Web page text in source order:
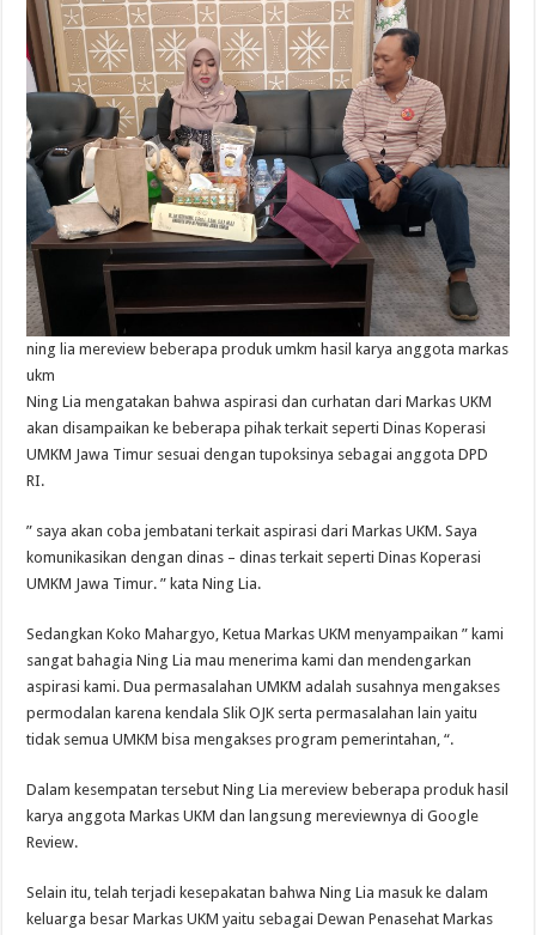
ning lia mereview beberapa produk umkm hasil karya anggota markas
ukm
Ning Lia mengatakan bahwa aspirasi dan curhatan dari Markas UKM
akan disampaikan ke beberapa pihak terkait seperti Dinas Koperasi
UMKM Jawa Timur sesuai dengan tupoksinya sebagai anggota DPD
RI.
” saya akan coba jembatani terkait aspirasi dari Markas UKM. Saya
komunikasikan dengan dinas – dinas terkait seperti Dinas Koperasi
UMKM Jawa Timur. ” kata Ning Lia.
Sedangkan Koko Mahargyo, Ketua Markas UKM menyampaikan ” kami
sangat bahagia Ning Lia mau menerima kami dan mendengarkan
aspirasi kami. Dua permasalahan UMKM adalah susahnya mengakses
permodalan karena kendala Slik OJK serta permasalahan lain yaitu
tidak semua UMKM bisa mengakses program pemerintahan, “.
Dalam kesempatan tersebut Ning Lia mereview beberapa produk hasil
karya anggota Markas UKM dan langsung mereviewnya di Google
Review.
Selain itu, telah terjadi kesepakatan bahwa Ning Lia masuk ke dalam
keluarga besar Markas UKM yaitu sebagai Dewan Penasehat Markas